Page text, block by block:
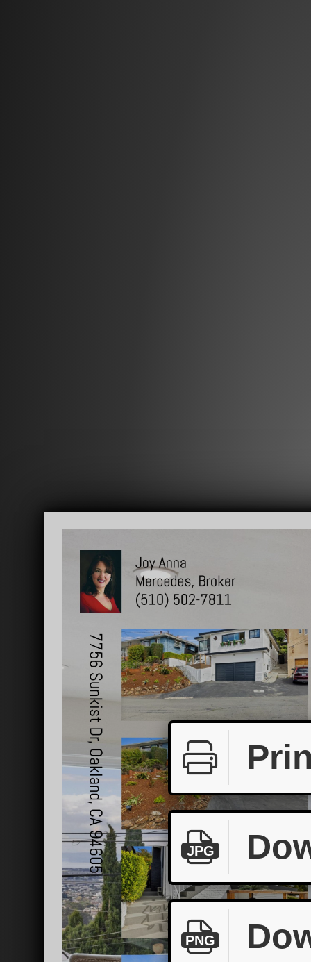
JPG
PNG